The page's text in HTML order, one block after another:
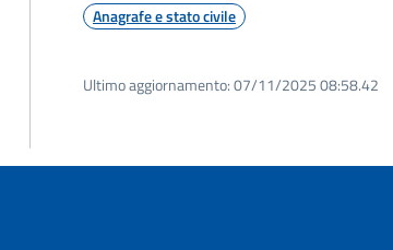
Anagrafe e stato civile
Ultimo aggiornamento:07/11/2025 08:58.42